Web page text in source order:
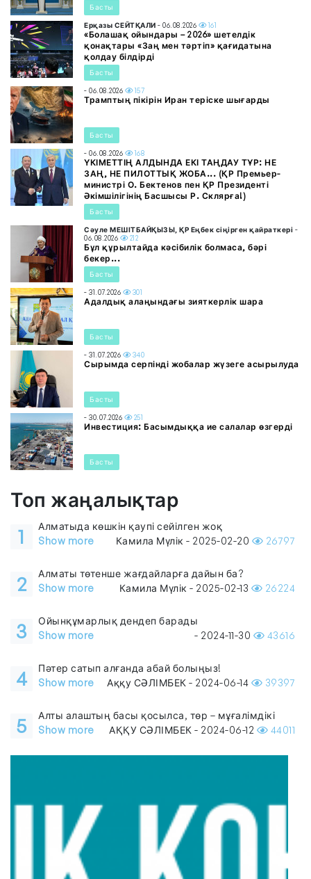
Басты
Ерқазы СЕЙТҚАЛИ - 06.08.2026 161
«Болашақ ойындары – 2026» шетелдік
қонақтары «Заң мен тәртіп» қағидатына
қолдау білдірді
Басты
- 06.08.2026 157
Трамптың пікірін Иран теріске шығарды
Басты
- 06.08.2026 168
ҮКІМЕТТІҢ АЛДЫНДА ЕКІ ТАҢДАУ ТҰР: НЕ
ЗАҢ, НЕ ПИЛОТТЫҚ ЖОБА... (ҚР Премьер-
министрі О. Бектенов пен ҚР Президенті
Әкімшілігінің Басшысы Р. Склярға!)
Басты
Сәуле МЕШІТБАЙҚЫЗЫ, ҚР Еңбек сіңірген қайраткері -
06.08.2026
212
Бұл құрылтайда кәсібилік болмаса, бәрі
бекер...
Басты
- 31.07.2026 301
Адалдық алаңындағы зияткерлік шара
Басты
- 31.07.2026 340
Сырымда серпінді жобалар жүзеге асырылуда
Басты
- 30.07.2026 251
Инвестиция: Басымдыққа ие салалар өзгерді
Басты
Топ жаңалықтар
1
Алматыда көшкін қаупі сейілген жоқ
Show more
Камила Мүлік - 2025-02-20 26797
2
Алматы төтенше жағдайларға дайын ба?
Show more
Камила Мүлік - 2025-02-13 26224
3
Ойынқұмарлық дендеп барады
Show more
- 2024-11-30 43616
4
Пәтер сатып алғанда абай болыңыз!
Show more
Аққу СӘЛІМБЕК - 2024-06-14 39397
5
Алты алаштың басы қосылса, төр – мұғалімдікі
Show more
АҚҚУ СӘЛІМБЕК - 2024-06-12 44011